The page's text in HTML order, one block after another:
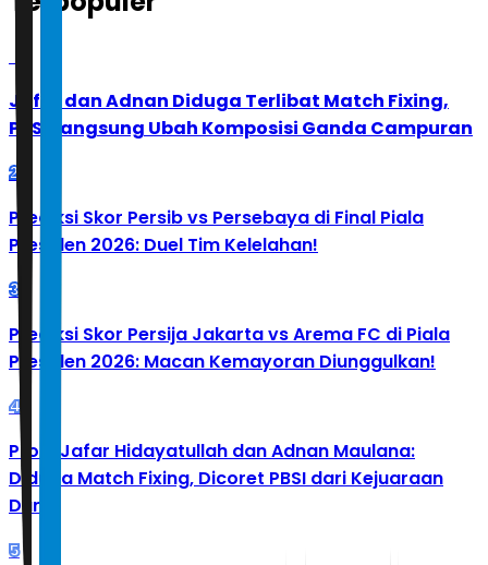
Jafar dan Adnan Diduga Terlibat Match Fixing,
PBSI Langsung Ubah Komposisi Ganda Campuran
2
Prediksi Skor Persib vs Persebaya di Final Piala
Presiden 2026: Duel Tim Kelelahan!
3
Prediksi Skor Persija Jakarta vs Arema FC di Piala
Presiden 2026: Macan Kemayoran Diunggulkan!
4
Profil Jafar Hidayatullah dan Adnan Maulana:
Diduga Match Fixing, Dicoret PBSI dari Kejuaraan
Dunia
5